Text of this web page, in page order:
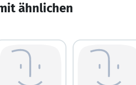
ähnlichen